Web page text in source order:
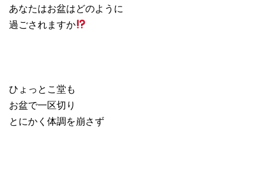
あなたはお盆はどのように
過ごされますか
ひょっとこ堂も
お盆で一区切り
とにかく体調を崩さず